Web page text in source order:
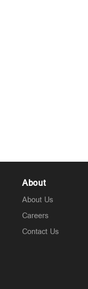
About
About Us
Careers
Contact Us